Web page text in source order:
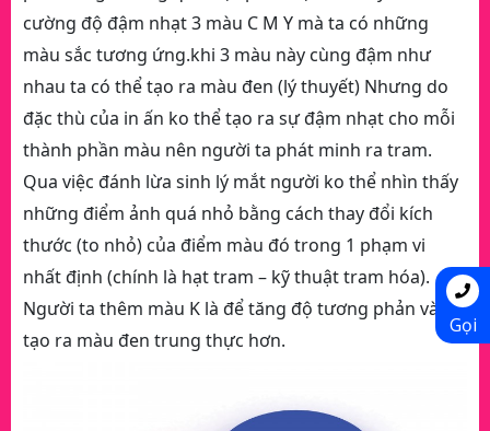
cường độ đậm nhạt 3 màu C M Y mà ta có những
màu sắc tương ứng.khi 3 màu này cùng đậm như
nhau ta có thể tạo ra màu đen (lý thuyết) Nhưng do
đặc thù của in ấn ko thể tạo ra sự đậm nhạt cho mỗi
thành phần màu nên người ta phát minh ra tram.
Qua việc đánh lừa sinh lý mắt người ko thể nhìn thấy
những điểm ảnh quá nhỏ bằng cách thay đổi kích
thước (to nhỏ) của điểm màu đó trong 1 phạm vi
nhất định (chính là hạt tram – kỹ thuật tram hóa).
Người ta thêm màu K là để tăng độ tương phản và
tạo ra màu đen trung thực hơn.
Gọi